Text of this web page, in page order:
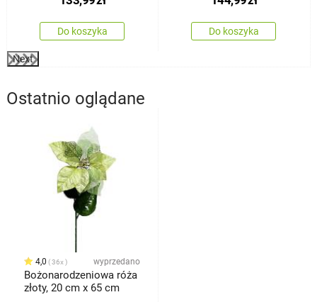
Do koszyka Do koszyka
Next
Ostatnio oglądane
4,0 36x wyprzedano
Bożonarodzeniowa róża
złoty, 20 cm x 65 cm